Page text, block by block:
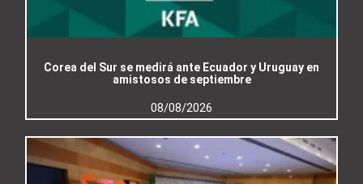
Corea del Sur se medirá ante Ecuador y Uruguay en
amistosos de septiembre
08/08/2026